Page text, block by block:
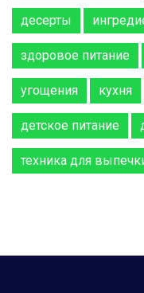
десерты
здоровое питание
угощения кухня
детское питание
техника для